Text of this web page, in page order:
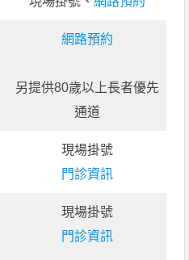
網路預約
另提供80歲以上長者優先
通道
現場掛號
門診資訊
現場掛號
門診資訊